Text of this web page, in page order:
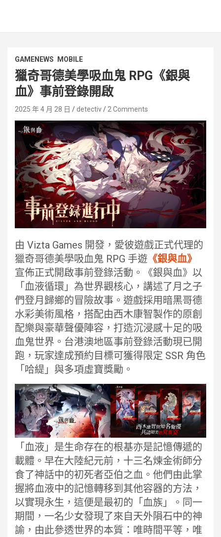
GAMENEWS MOBILE
獵奇哥德美學吸血鬼 RPG《銀與
血》事前登錄開啟
2025 年 4 月 28 日 detectiv 2 Comments
由 Vizta Games 開發，愛彼遊戲正式代理的
獵奇哥德美學吸血鬼 RPG 手遊 《銀與血》
宣佈正式開啟事前登錄活動。《銀與血》以
「血液循環」為世界觀核心，講述了月之子
們登月歸鄉的冒險故事。遊戲採用暗黑哥德
水彩美術風格，搭配由西木康智製作的原創
配樂與豪華聲優陣容，打造沉浸感十足的吸
血鬼世界。台港澳地區事前登錄活動現已開
跑，玩家達成預約目標可獲得限定 SSR 角色
「哈緹」與多項虛寶獎勵。
「血液」是生命存在的根基亦是記憶傳遞的
載體。早在大陸紀元前，十三名煉金術師分
食了神話中的初死者亞伯之血。他們由此掌
握將血液中的記憶轉移到其他容器的方法，
以實現永生，這便是最初的「血族」。同一
期間，一名少女發現了來自天外隕石中的神
諭，由此參透世界的本質：唯時間平等，唯